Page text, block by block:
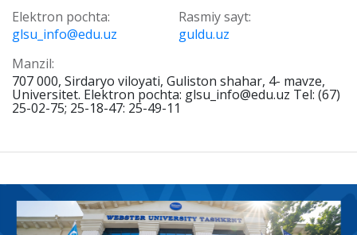
Elektron pochta:
glsu_info@edu.uz
Rasmiy sayt:
guldu.uz
Manzil:
707 000, Sirdaryo viloyati, Guliston shahar, 4- mavze,
Universitet. Elektron pochta: glsu_info@edu.uz Tel: (67)
25-02-75; 25-18-47: 25-49-11